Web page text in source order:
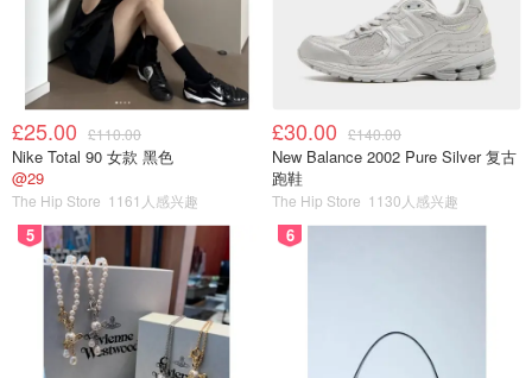
£25.00 £110.00
Nike Total 90 女款 黑色
@29
The Hip Store 1161人感兴趣
£30.00 £140.00
New Balance 2002 Pure Silver 复古
跑鞋
The Hip Store 1130人感兴趣
5 6